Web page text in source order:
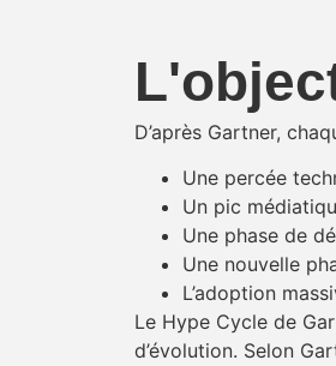
D’après Gartner,
Une percée
Un pic
Une phase de
Une nouvelle
L’adoption
Le Hype Cycle de
d’évolution. Selon